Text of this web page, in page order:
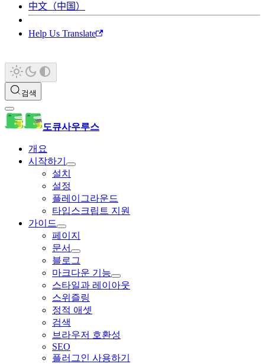
中文（中国）
Help Us Translate
검색
도큐사우루스
개요
시작하기
설치
설정
플레이그라운드
타입스크립트 지원
가이드
페이지
문서
블로그
마크다운 기능
스타일과 레이아웃
스위즐링
정적 애셋
검색
브라우저 호환성
SEO
플러그인 사용하기